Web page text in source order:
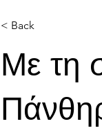
< Back
Με τη